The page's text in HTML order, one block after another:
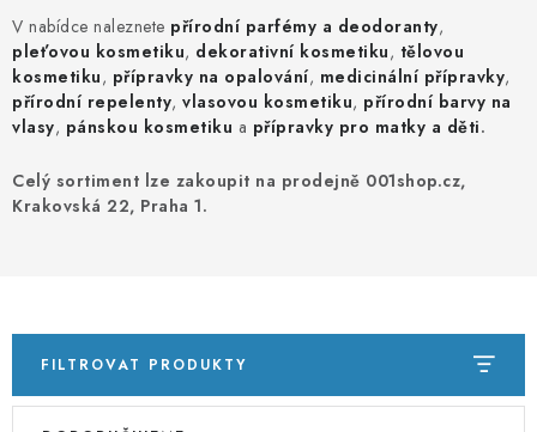
ZNAČKY
Jak nakupovat
Obchodní podmínky
Podmínky ochrany osobních údajů
Kontakty
Moje objednávka
V nabídce naleznete přírodní parfémy a deodoranty,
pleťovou kosmetiku, dekorativní kosmetiku, tělovou
kosmetiku, přípravky na opalování, medicinální přípravky,
přírodní repelenty, vlasovou kosmetiku, přírodní barvy na
vlasy, pánskou kosmetiku a přípravky pro matky a děti.
Celý sortiment lze zakoupit na prodejně 001shop.cz,
Krakovská 22, Praha 1.
FILTROVAT PRODUKTY
V
Ř